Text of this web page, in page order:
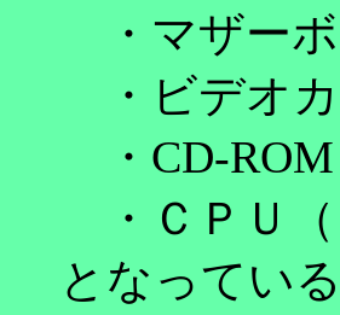
・マザーボ
・ビデオカ
・CD-ROM
・ＣＰＵ（
となってい